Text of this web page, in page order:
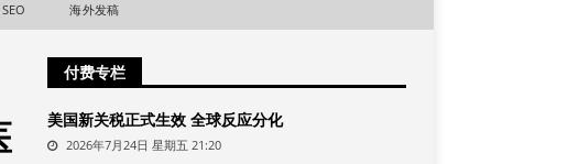
海外发稿
付费专栏
美国新关税正式生效 全球反应分化
2026年7月24日 星期五 21:20